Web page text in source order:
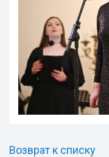
Возврат к списку